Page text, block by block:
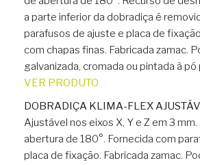
a parte inferior da dobradiça é
parafusos de ajuste e placa de
com chapas finas. Fabricada zamac.
galvanizada, cromada ou pintada à pó
VER PRODUTO
DOBRADIÇA KLIMA-FLEX
Ajustável nos eixos X, Y e Z em 3
abertura de 180°. Fornecida com
placa de fixação. Fabricada zamac.